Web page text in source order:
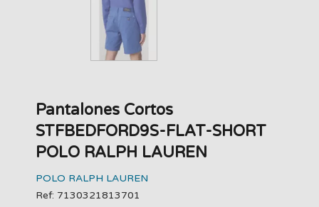
Pantalones Cortos
STFBEDFORD9S-FLAT-SHORT
POLO RALPH LAUREN
POLO RALPH LAUREN
Ref: 7130321813701